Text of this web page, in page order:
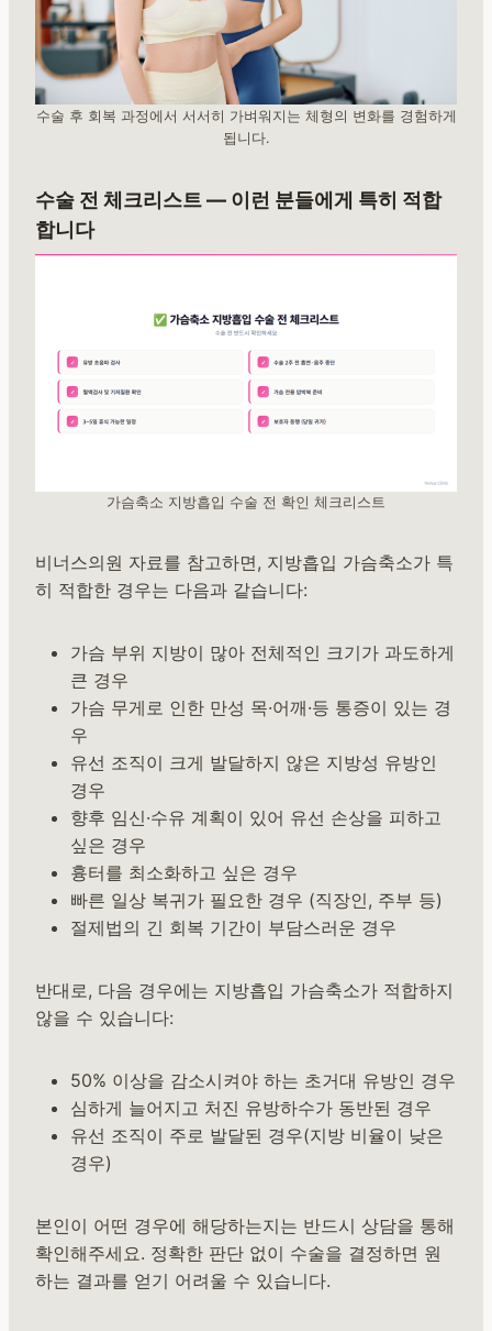
수술 후 회복 과정에서 서서히 가벼워지는 체형의 변화를 경험하게
됩니다.
수술 전 체크리스트 — 이런 분들에게 특히 적합
합니다
가슴축소 지방흡입 수술 전 확인 체크리스트
비너스의원 자료를 참고하면, 지방흡입 가슴축소가 특
히 적합한 경우는 다음과 같습니다:
가슴 부위 지방이 많아 전체적인 크기가 과도하게
큰 경우
가슴 무게로 인한 만성 목·어깨·등 통증이 있는 경
우
유선 조직이 크게 발달하지 않은 지방성 유방인
경우
향후 임신·수유 계획이 있어 유선 손상을 피하고
싶은 경우
흉터를 최소화하고 싶은 경우
빠른 일상 복귀가 필요한 경우 (직장인, 주부 등)
절제법의 긴 회복 기간이 부담스러운 경우
반대로, 다음 경우에는 지방흡입 가슴축소가 적합하지
않을 수 있습니다:
50% 이상을 감소시켜야 하는 초거대 유방인 경우
심하게 늘어지고 처진 유방하수가 동반된 경우
유선 조직이 주로 발달된 경우(지방 비율이 낮은
경우)
본인이 어떤 경우에 해당하는지는 반드시 상담을 통해
확인해주세요. 정확한 판단 없이 수술을 결정하면 원
하는 결과를 얻기 어려울 수 있습니다.